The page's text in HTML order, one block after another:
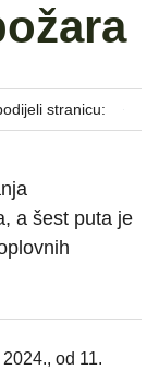
stranicu:
a šest puta je
od 11.